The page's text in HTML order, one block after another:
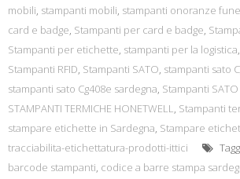
mobili, stampanti mobili, stampanti onoranze
card e badge, Stampanti per card e badge,
Stampanti per etichette, stampanti per la logistica,
Stampanti RFID, Stampanti SATO, stampanti sato
stampanti sato Cg408e sardegna, Stampanti SATO
STAMPANTI TERMICHE HONETWELL, Stampanti
stampare etichette in Sardegna, Stampare
tracciabilita-etichettatura-prodotti-ittici
barcode stampanti, codice a barre stampa